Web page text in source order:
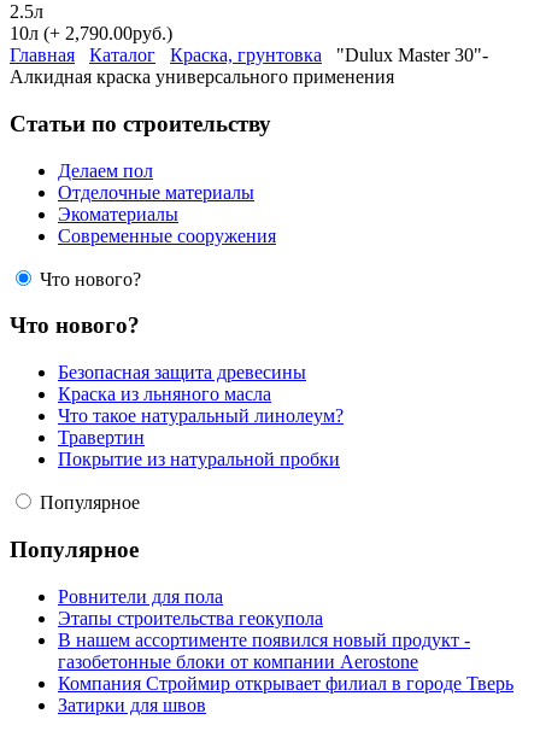
2.5л
10л (+ 2,790.00руб.)
Главная
Каталог Краска, грунтовка
"Dulux Master 30"-
Алкидная краска универсального применения
Статьи по строительству
Делаем пол
Отделочные материалы
Экоматериалы
Современные сооружения
Что нового?
Что нового?
Безопасная защита древесины
Краска из льняного масла
Что такое натуральный линолеум?
Травертин
Покрытие из натуральной пробки
Популярное
Популярное
Ровнители для пола
Этапы строительства геокупола
В нашем ассортименте появился новый продукт -
газобетонные блоки от компании Aerostone
Компания Строймир открывает филиал в городе Тверь
Затирки для швов